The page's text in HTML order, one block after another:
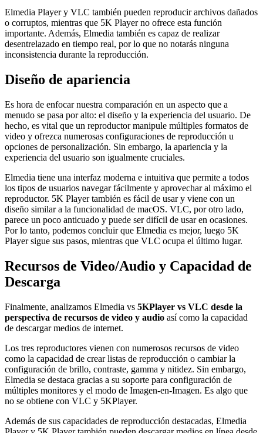
Elmedia Player y VLC también pueden reproducir archivos dañados
o corruptos, mientras que 5K Player no ofrece esta función
importante. Además, Elmedia también es capaz de realizar
desentrelazado en tiempo real, por lo que no notarás ninguna
inconsistencia durante la reproducción.
Diseño de apariencia
Es hora de enfocar nuestra comparación en un aspecto que a
menudo se pasa por alto: el diseño y la experiencia del usuario. De
hecho, es vital que un reproductor manipule múltiples formatos de
video y ofrezca numerosas configuraciones de reproducción u
opciones de personalización. Sin embargo, la apariencia y la
experiencia del usuario son igualmente cruciales.
Elmedia tiene una interfaz moderna e intuitiva que permite a todos
los tipos de usuarios navegar fácilmente y aprovechar al máximo el
reproductor. 5K Player también es fácil de usar y viene con un
diseño similar a la funcionalidad de macOS. VLC, por otro lado,
parece un poco anticuado y puede ser difícil de usar en ocasiones.
Por lo tanto, podemos concluir que Elmedia es mejor, luego 5K
Player sigue sus pasos, mientras que VLC ocupa el último lugar.
Recursos de Video/Audio y Capacidad de
Descarga
Finalmente, analizamos Elmedia vs 5KPlayer vs VLC desde la
perspectiva de recursos de video y audio así como la capacidad
de descargar medios de internet.
Los tres reproductores vienen con numerosos recursos de video
como la capacidad de crear listas de reproducción o cambiar la
configuración de brillo, contraste, gamma y nitidez. Sin embargo,
Elmedia se destaca gracias a su soporte para configuración de
múltiples monitores y el modo de Imagen-en-Imagen. Es algo que
no se obtiene con VLC y 5KPlayer.
Además de sus capacidades de reproducción destacadas, Elmedia